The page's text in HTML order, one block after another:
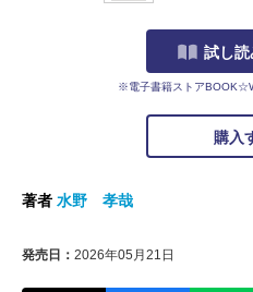
試し読
※電子書籍ストア
購入
著者 水野 孝哉
発売日： 2026年05月21日